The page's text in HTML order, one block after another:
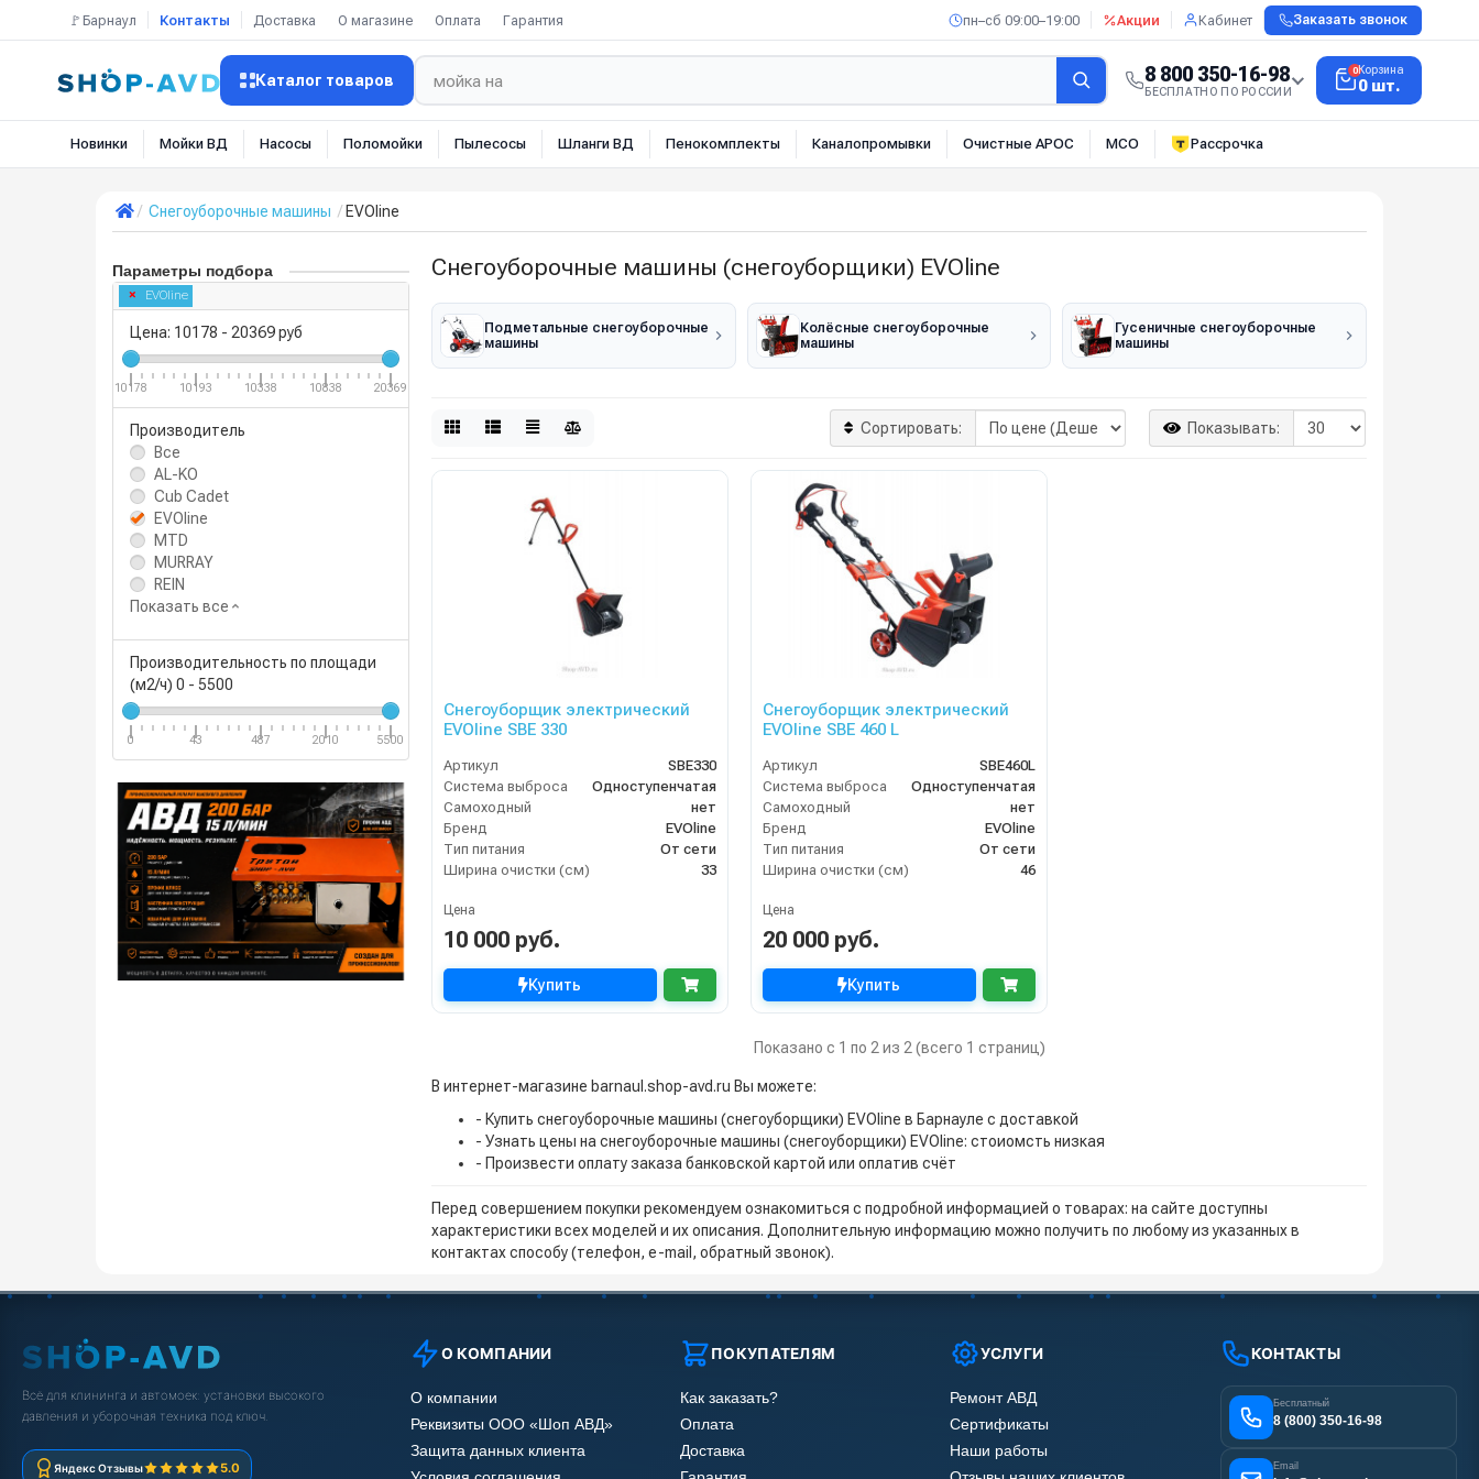
🚩Барнаул Контакты Доставка О магазине Оплата Гарантия пн–сб 09:00–19:00 Акции Кабинет Заказать звонок
Каталог товаров 8 800 350-16-98
БЕСПЛАТНО ПО РОССИИ
0Корзина
0 шт.
Новинки Мойки ВД Насосы Поломойки Пылесосы Шланги ВД Пенокомплекты Каналопромывки Очистные АРОС МСО Рассрочка
Снегоуборочные машины EVOline
Параметры подбора
EVOline
Цена: 10178 - 20369руб
10178 10193 10338 10838 20369
Производитель
Все
AL-KO
Cub Cadet
EVOline
MTD
MURRAY
REIN
Показать все
Производительность по площади
(м2/ч) 0 - 5500
0 43 487 2010 5500
Снегоуборочные машины (снегоуборщики) EVOline
Подметальные снегоуборочные
машины
Колёсные снегоуборочные
машины
Гусеничные снегоуборочные
машины
Сортировать: Показывать:
Снегоуборщик электрический
EVOline SBE 330
Артикул
SBE330
Система выброса
Одноступенчатая
Самоходный
нет
Бренд
EVOline
Тип питания
От сети
Ширина очистки (см)
33
Цена
10 000 руб.
Купить
Снегоуборщик электрический
EVOline SBE 460 L
Артикул
SBE460L
Система выброса
Одноступенчатая
Самоходный
нет
Бренд
EVOline
Тип питания
От сети
Ширина очистки (см)
46
Цена
20 000 руб.
Купить
Показано с 1 по 2 из 2 (всего 1 страниц)
В интернет-магазине barnaul.shop-avd.ru Вы можете:
- Купить снегоуборочные машины (снегоуборщики) EVOline в Барнауле с доставкой
- Узнать цены на снегоуборочные машины (снегоуборщики) EVOline: стоиомсть низкая
- Произвести оплату заказа банковской картой или оплатив счёт
Перед совершением покупки рекомендуем ознакомиться с подробной информацией о товарах: на сайте доступны
характеристики всех моделей и их описания. Дополнительную информацию можно получить по любому из указанных в
контактах способу (телефон, e-mail, обратный звонок).
Всё для клининга и автомоек: установки высокого
давления и уборочная техника под ключ.
Яндекс Отзывы 5.0
О КОМПАНИИ
О компании
Реквизиты ООО «Шоп АВД»
Защита данных клиента
ПОКУПАТЕЛЯМ
Как заказать?
Оплата
Доставка
УСЛУГИ
Ремонт АВД
Сертификаты
Наши работы
КОНТАКТЫ
Бесплатный
8 (800) 350-16-98
Email